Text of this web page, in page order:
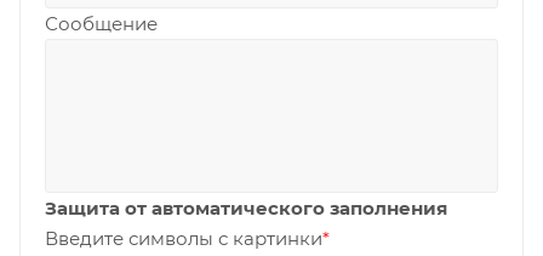
Сообщение
Защита от автоматического заполнения
Введите символы с картинки*